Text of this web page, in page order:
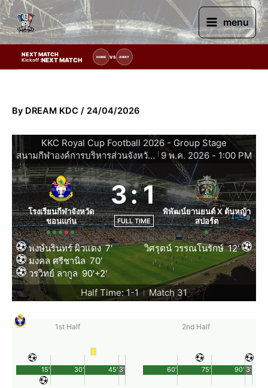
Skip
to
content
menu
NEXT MATCH
Kickoff :NEXT MATCH HOME VS AWAY
ยการแข่งขัน | รอระบุวันแข่งขัน | รอข้อมูลทีมแข่งขัน
By DREAM KDC / 24/04/2026
KKC Royal Cup Football 2026 - Group Stage
สนามกีฬาองค์การบริหารส่วนจังหวัดขอนแก่น
9 พ.ค. 2026 - 1:00 PM
โรงเรียนกีฬาจังหวัด
ขอนแก่น
3:1
FULL TIME
พิพัฒน์ยานยนต์ X ต้นหญ้า
สปอร์ต
พงษ์นรินทร์ ผิวแดง 7'
มงคล ศรีชานิล 70'
วรวิทย์ ลากูล 90'+2'
วิศรุตน์ วรรณโนรักษ์ 12'
Half Time: 1-1 Match 31
1st Half
45'
15' 30' 3'
2nd Half
90'
60' 75' 3'